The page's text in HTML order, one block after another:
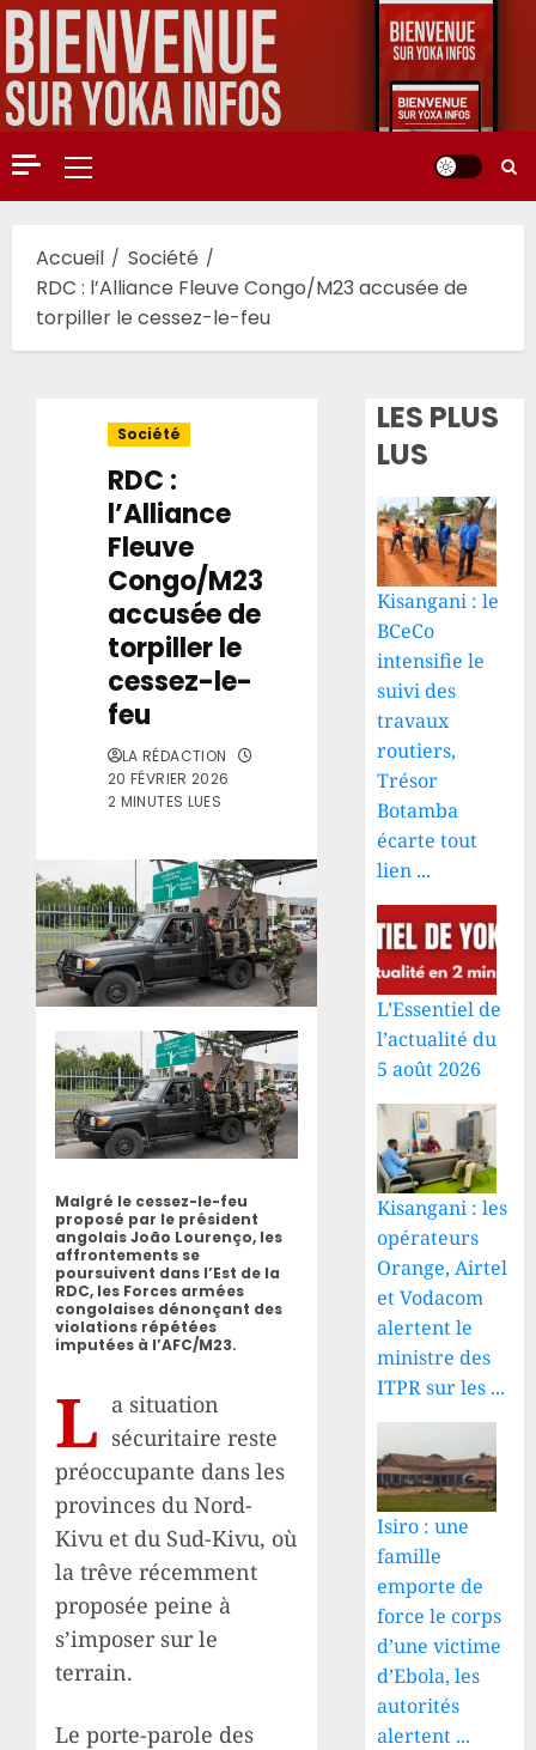
Aller
au
contenu
Menu
principal
Accueil
Société
RDC : l’Alliance Fleuve Congo/M23 accusée de
torpiller le cessez-le-feu
Société
RDC :
l’Alliance
Fleuve
Congo/M23
accusée de
torpiller le
cessez-le-
feu
LA RÉDACTION
20 FÉVRIER 2026
2 MINUTES LUES
Malgré le cessez-le-feu
proposé par le président
angolais João Lourenço, les
affrontements se
poursuivent dans l’Est de la
RDC, les Forces armées
congolaises dénonçant des
violations répétées
imputées à l’AFC/M23.
L a situation
sécuritaire reste
préoccupante dans les
provinces du Nord-
Kivu et du Sud-Kivu, où
la trêve récemment
proposée peine à
s’imposer sur le
terrain.
Le porte-parole des
LES PLUS
LUS
Kisangani : le
BCeCo
intensifie le
suivi des
travaux
routiers,
Trésor
Botamba
écarte tout
lien ...
L’Essentiel de
l’actualité du
5 août 2026
Kisangani : les
opérateurs
Orange, Airtel
et Vodacom
alertent le
ministre des
ITPR sur les ...
Isiro : une
famille
emporte de
force le corps
d’une victime
d’Ebola, les
autorités
alertent ...